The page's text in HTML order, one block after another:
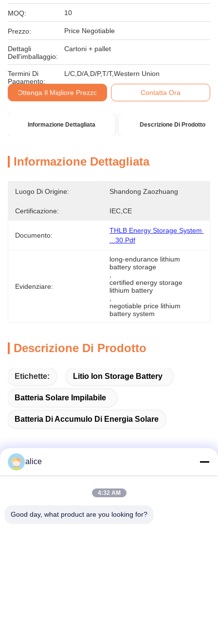
MOQ: 10
Prezzo: Price Negotiable
Dettagli
Dell'imballaggio:
Cartoni + pallet
Termini Di
Pagamento:
L/C,D/A,D/P,T/T,Western Union
Ottenga Il Migliore Prezzo Contatta Ora
Informazione Dettagliata Descrizione Di Prodotto
Informazione Dettagliata
Luogo Di Origine: Shandong Zaozhuang
Certificazione: IEC,CE
Documento:
THLB Energy Storage System
...30.pdf
Evidenziare:
long-endurance lithium
battery storage
certified energy storage
lithium battery
negotiable price lithium
battery system
Descrizione Di Prodotto
Etichette: Litio Ion Storage Battery
Batteria Solare Impilabile
Batteria Di Accumulo Di Energia Solare
Via Fuyuan 5, Parco Industriale delle Batterie al Litio, Zona
alice
4:32 AM
Good day, what product are you looking for?